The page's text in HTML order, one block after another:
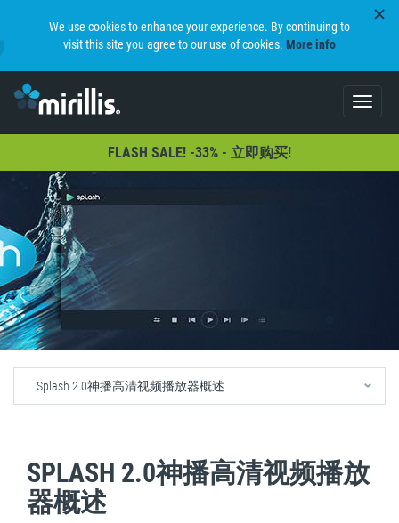
We use cookies to enhance your experience. By continuing to
visit this site you agree to our use of cookies. More info
Toggle
FLASH SALE! -33% - 立即购买!
Splash 2.0神播高清视频播放器概述
SPLASH 2.0神播高清视频播放
器概述